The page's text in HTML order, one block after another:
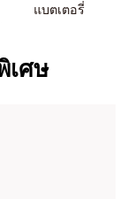
แบตเตอรี่
เศษ